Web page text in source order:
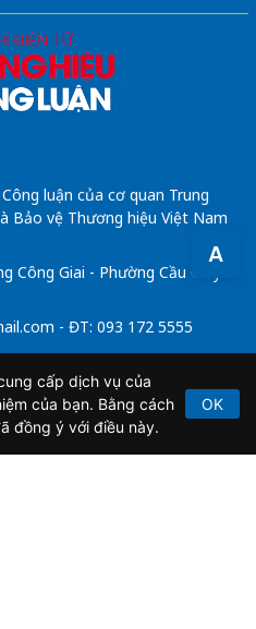
A
luận của cơ quan Trung
Bảo vệ Thương hiệu Việt Nam
Giai - Phường Cầu Giấy -
- ĐT: 093 172 5555
tử số 64/GP-BTTTT do Bộ
21/2/2020.
cấp dịch vụ của
của bạn. Bằng cách
đồng ý với điều này.
OK